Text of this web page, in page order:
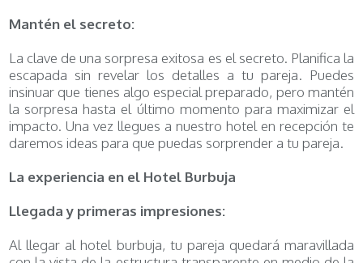
Mantén el secreto:
La clave de una sorpresa exitosa es el secreto. Planifica la
escapada sin revelar los detalles a tu pareja. Puedes
insinuar que tienes algo especial preparado, pero mantén
la sorpresa hasta el último momento para maximizar el
impacto. Una vez llegues a nuestro hotel en recepción te
daremos ideas para que puedas sorprender a tu pareja.
La experiencia en el Hotel Burbuja
Llegada y primeras impresiones:
Al llegar al hotel burbuja, tu pareja quedará maravillada